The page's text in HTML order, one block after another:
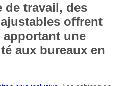
de travail, des
offrent
apportant une
aux bureaux en